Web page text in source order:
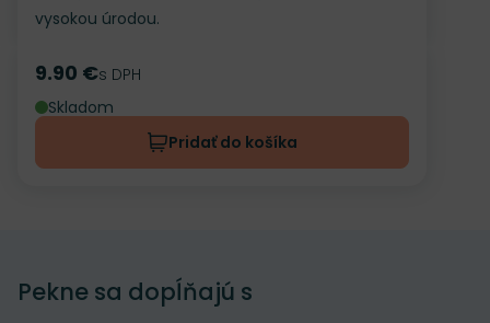
vysokou úrodou.
Cena
9.90 €s DPH
Skladom
Pridať do košíka
Pekne sa dopĺňajú s